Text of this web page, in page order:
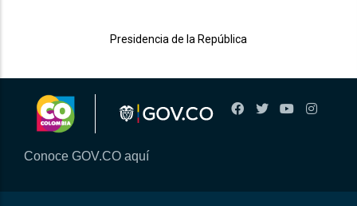
Presidencia de la República
Conoce GOV.CO aquí